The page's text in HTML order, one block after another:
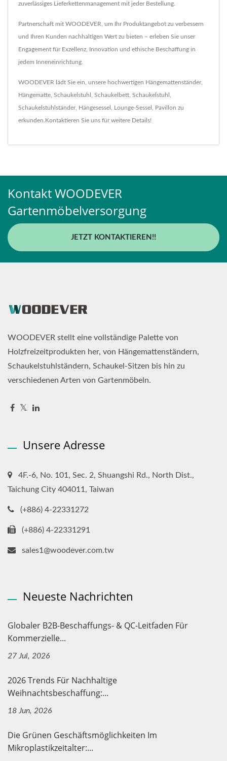
zuverlässiges Lieferkettenmanagement mit jeder Bestellung.
Partnerschaft mit WOODEVER, um Ihr Produktangebot zu verbessern
und Ihren Kunden nachhaltigen Wert zu bieten – erleben Sie unser
Engagement für Exzellenz, Innovation und ethische Beschaffung in
jedem Inneneinrichtung.
WOODEVER lädt Sie ein, unsere hochwertigen Hängemattenständer,
Hängematte Schaukelstuhl Schaukelbett Schaukelstuhl
Schaukelstuhlständer, Hängesessel Lounge-Sessel Pavillon zu
erkunden. Kontaktieren Sie uns für weitere Details!
Kontakt WOODEVER
Gartenmöbelversorgung
JETZT KONTAKTIEREN!!
WOODEVER stellt eine vollständige Palette von
Holzfreizeitprodukten her, von Hängemattenständern,
Schaukelstuhlständern, Schaukel-Sitzen bis hin zu
verschiedenen Arten von Gartenmöbeln.
Unsere Adresse
4F.-6, No. 101, Sec. 2, Shuangshi Rd., North Dist.,
Taichung City 404011, Taiwan
(+886) 4-22331272
(+886) 4-22331291
sales1@woodever.com.tw
Neueste Nachrichten
Globaler B2B-Beschaffungs- & QC-Leitfaden Für
Kommerzielle...
27 Jul, 2026
2026 Trends Für Nachhaltige
Weihnachtsbeschaffung:...
18 Jun, 2026
Die Grünen Geschäftsmöglichkeiten Im
Mikroplastikzeitalter:...